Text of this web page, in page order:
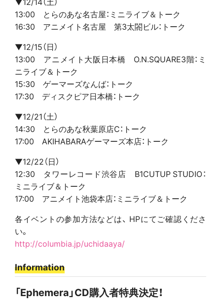
13:00 とらのあな名古屋：ミニライブ＆トーク
16:30 アニメイト名古屋 第3太閤ビル：トーク
▼12/15（日）
13:00 アニメイト大阪日本橋 O.N.SQUARE3階：ミ
ニライブ＆トーク
15:30 ゲーマーズなんば：トーク
17:30 ディスクピア日本橋：トーク
▼12/21（土）
14:30 とらのあな秋葉原店C：トーク
17:00 AKIHABARAゲーマーズ本店：トーク
▼12/22（日）
12:30 タワーレコード渋谷店 B1CUTUP STUDIO：
ミニライブ＆トーク
17:00 アニメイト池袋本店：ミニライブ＆トーク
各イベントの参加方法などは、 HPにてご確認くださ
い。
http://columbia.jp/uchidaaya/
Information
「Ephemera」CD購入者特典決定！